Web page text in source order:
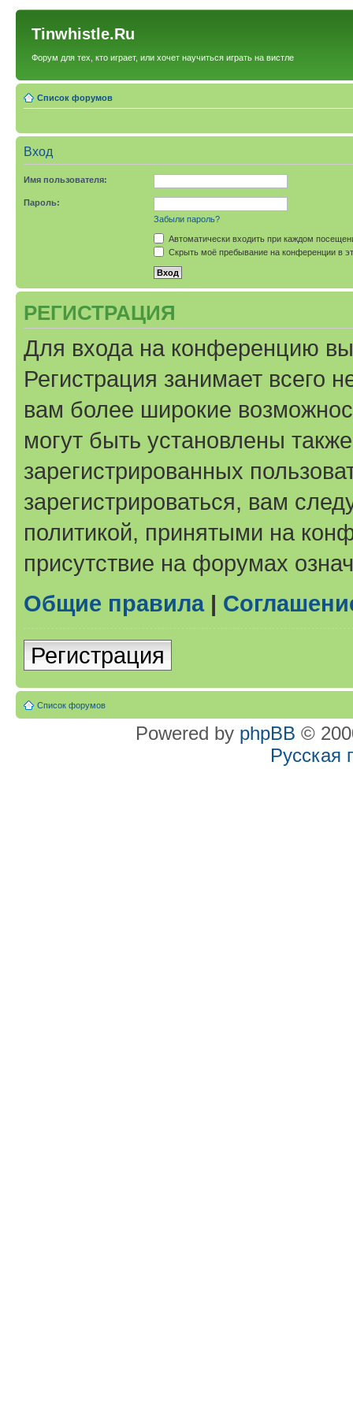
Tinwhistle.Ru
Форум для тех, кто играет, или хочет научиться играть на вистле
Список форумов
Вход
Имя пользователя:
Пароль:
Забыли пароль?
Автоматически входить при каждом
Скрыть моё пребывание на конференции в
РЕГИСТРАЦИЯ
Для входа на конференцию
Регистрация занимает всего
вам более широкие
могут быть установлены
зарегистрированных
зарегистрироваться, вам
политикой, принятыми на
присутствие на форумах
Общие правила|
Регистрация
Список форумов
Powered by phpBB ©
Русская